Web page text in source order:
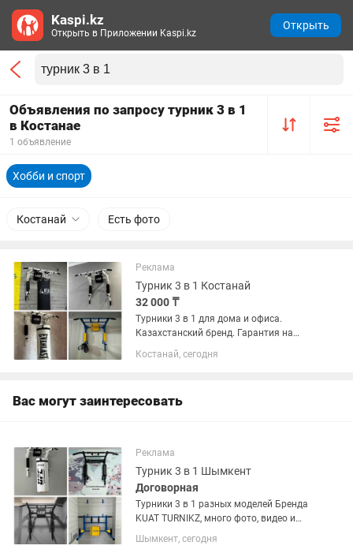
Объявления по запросу турник 3 в 1
в Костанае
1 объявление
Хобби и спорт
Костанай Есть фото
Реклама
Турник 3 в 1 Костанай
32 000 ₸
Турники 3 в 1 для дома и офиса.
Казахстанский бренд. Гарантия на
турник 7 лет. Есть услуга установки.
Костанай, сегодня
Вас могут заинтересовать
Реклама
Турник 3 в 1 Шымкент
Договорная
Турники 3 в 1 разных моделей Бренда
KUAT TURNIKZ, много фото, видео и
отзывов можете увидеть у нас. Есть
услуга доставки и установки
Шымкент, сегодня
Kaspi.kz
Открыть в Приложении Kaspi.kz
Открыть